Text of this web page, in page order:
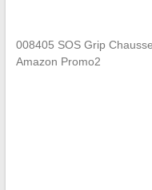
008405 SOS Grip
Amazon Promo2